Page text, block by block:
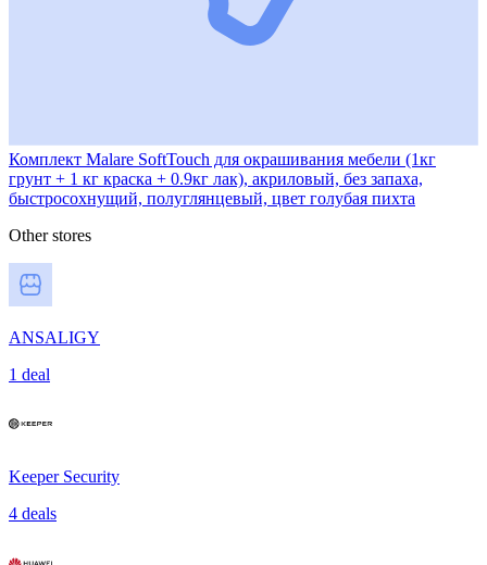
Комплект Malare SoftTouch для окрашивания мебели (1кг
грунт + 1 кг краска + 0.9кг лак), акриловый, без запаха,
быстросохнущий, полуглянцевый, цвет голубая пихта
Other stores
ANSALIGY
1 deal
Keeper Security
4 deals